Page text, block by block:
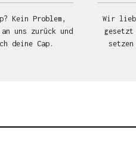
Kein Problem,
uns zurück und
deine Cap.
Wir
setzen